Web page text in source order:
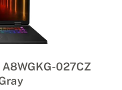
027CZ